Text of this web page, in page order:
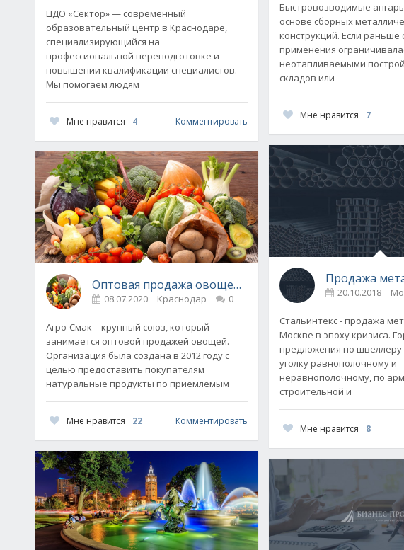
ЦДО «Сектор» — современный
образовательный центр в Краснодаре,
специализирующийся на
профессиональной переподготовке и
повышении квалификации специалистов.
Мы помогаем людям
Мне нравится 4 Комментировать
Оптовая продажа овощей в Краснодаре
08.07.2020 Краснодар 0
Агро-Смак – крупный союз, который
занимается оптовой продажей овощей.
Организация была создана в 2012 году с
целью предоставить покупателям
натуральные продукты по приемлемым
Мне нравится 22 Комментировать
Быстровозводимые
основе сборных
конструкций. Если раньше
применения
неотапливаемыми
складов или
Мне нравится 7
Продажа
20.10.2018
Стальинтекс - продажа
Москве в эпоху кризиса.
предложения по швеллеру
уголку равнополочному и
неравнополочному, по
строительной и
Мне нравится 8